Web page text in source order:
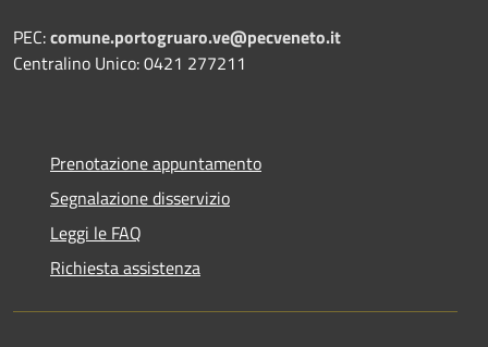
PEC:comune.portogruaro.ve@pecveneto.it
Centralino Unico: 0421 277211
Prenotazione appuntamento
Segnalazione disservizio
Leggi le FAQ
Richiesta assistenza